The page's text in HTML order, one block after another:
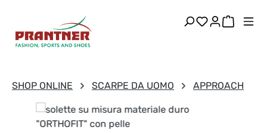
Passa al contenuto principale
Hai 0Il
SHOP ONLINE SCARPE DA UOMO APPROACH
Salta la galleria di immagini